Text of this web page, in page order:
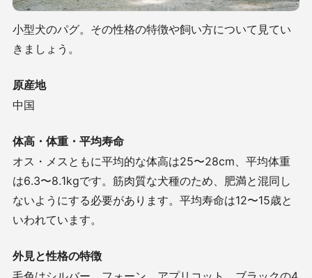
小型犬のパグ。その性格の特徴や飼い方について見てい
きましょう。
原産地
中国
体高・体重・平均寿命
オス・メスともに平均的な体高は25〜28cm、平均体重
は6.3〜8.1kgです。筋肉質な犬種のため、肥満と混同し
ないようにする必要があります。平均寿命は12〜15歳と
いわれています。
外見と性格の特徴